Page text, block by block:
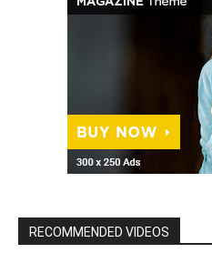
RECOMMENDED VIDEOS